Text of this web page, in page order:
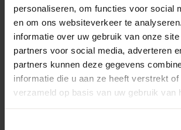
personaliseren, om functies voor social
en om ons websiteverkeer te
informatie over uw gebruik van onze
partners voor social media, adverteren
partners kunnen deze gegevens
informatie die u aan ze heeft verstrekt
verzameld op basis van uw gebruik van
Pieter Mastebroekweg 28,
7942 JZ Meppel
0513335000
meppel@skodora.nl
Selecteren als mijn vestiging